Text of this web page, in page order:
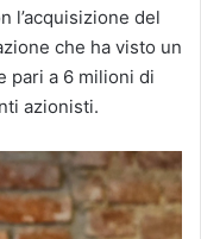
l’acquisizione del
che ha visto un
pari a 6 milioni di
azionisti.